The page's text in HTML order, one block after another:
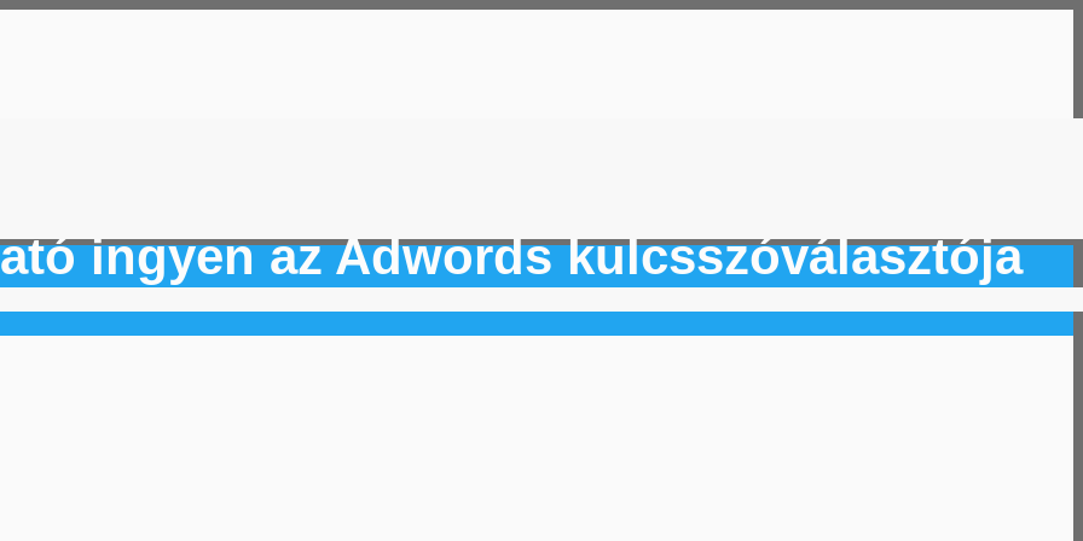
ingyen az Adwords kulcsszóválasztója